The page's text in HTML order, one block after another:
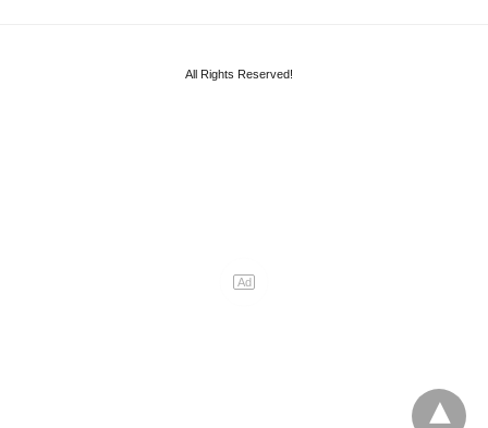
All Rights Reserved!